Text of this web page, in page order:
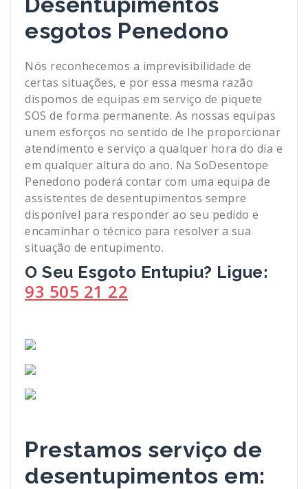
esgotos Penedono
Nós reconhecemos a imprevisibilidade de
certas situações, e por essa mesma razão
dispomos de equipas em serviço de piquete
SOS de forma permanente. As nossas equipas
unem esforços no sentido de lhe proporcionar
atendimento e serviço a qualquer hora do dia e
em qualquer altura do ano. Na SoDesentope
Penedono poderá contar com uma equipa de
assistentes de desentupimentos sempre
disponível para responder ao seu pedido e
encaminhar o técnico para resolver a sua
situação de entupimento.
O Seu Esgoto Entupiu? Ligue:
93 505 21 22
Prestamos serviço de
desentupimentos em: